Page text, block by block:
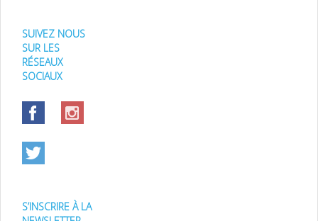
SUIVEZ NOUS
SUR LES
RÉSEAUX
SOCIAUX
S’INSCRIRE À LA